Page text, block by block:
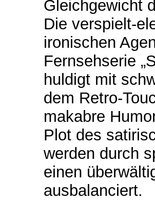
Gleichgewicht
Die verspielt-
ironischen
Fernsehserie
huldigt mit
dem Retro-
makabre
Plot des
werden durch
einen
ausbalanciert.